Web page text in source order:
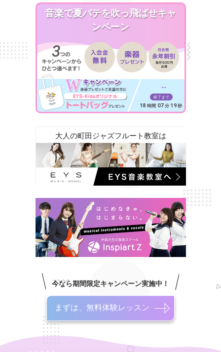
音楽で夏バテを吹っ飛ばせキャ
ンペーン
--
終了まで
18 時間 07 分 17 秒
大人の町田ジャズフルート教室は
今なら期間限定キャンペーン実施中！
まずは、無料体験レッスン